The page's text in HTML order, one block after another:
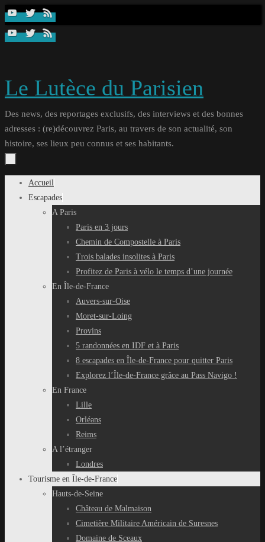
Passer
contenu
Le Lutèce du Parisien
Des news, des reportages exclusifs, des interviews et des bonnes
adresses : (re)découvrez Paris, au travers de son actualité, son
histoire, ses lieux peu connus et ses habitants.
Passer
Accueil
Escapades
A Paris
Paris en 3 jours
Chemin de Compostelle à Paris
Trois balades insolites à Paris
Profitez de Paris à vélo le temps d’une journée
En Île-de-France
Auvers-sur-Oise
Moret-sur-Loing
Provins
5 randonnées en IDF et à Paris
8 escapades en Île-de-France pour quitter Paris
Explorez l’Île-de-France grâce au Pass Navigo !
En France
Lille
Orléans
Reims
A l’étranger
Londres
Tourisme en Île-de-France
Hauts-de-Seine
Château de Malmaison
Cimetière Militaire Américain de Suresnes
Domaine de Sceaux